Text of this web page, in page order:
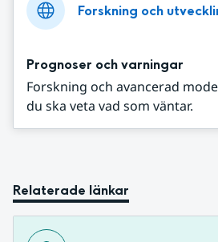
Forskning och
Prognoser och varningar
Forskning och avancerad
du ska veta vad som väntar.
Relaterade länkar